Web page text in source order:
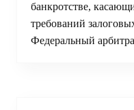
банкротстве,
требований
Федеральный